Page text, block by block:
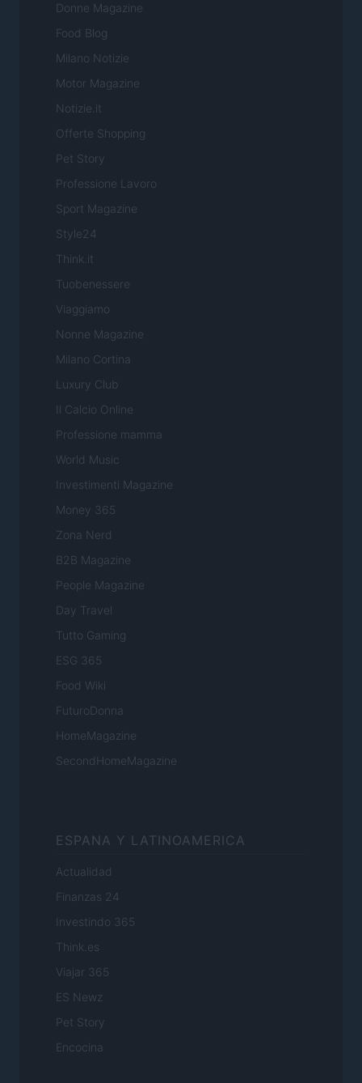
Donne Magazine
Food Blog
Milano Notizie
Motor Magazine
Notizie.it
Offerte Shopping
Pet Story
Professione Lavoro
Sport Magazine
Style24
Think.it
Tuobenessere
Viaggiamo
Nonne Magazine
Milano Cortina
Luxury Club
Il Calcio Online
Professione mamma
World Music
Investimenti Magazine
Money 365
Zona Nerd
B2B Magazine
People Magazine
Day Travel
Tutto Gaming
ESG 365
Food Wiki
FuturoDonna
HomeMagazine
SecondHomeMagazine
ESPANA Y LATINOAMERICA
Actualidad
Finanzas 24
Investindo 365
Think.es
Viajar 365
ES Newz
Pet Story
Encocina